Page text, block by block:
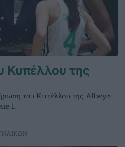
Κυπέλλου της
του Κυπέλλου της Allwyn
1.